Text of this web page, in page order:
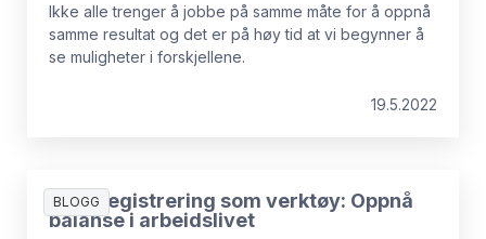
Ikke alle trenger å jobbe på samme måte for å oppnå
samme resultat og det er på høy tid at vi begynner å
se muligheter i forskjellene.
19.5.2022
BLOGG
Timeregistrering som verktøy: Oppnå
balanse i arbeidslivet